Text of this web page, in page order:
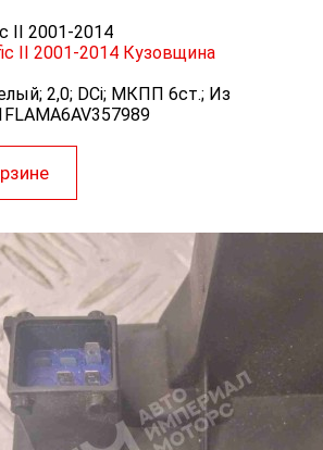
II 2001-2014
II 2001-2014 Кузовщина
2,0; DCi; МКПП 6ст.; Из